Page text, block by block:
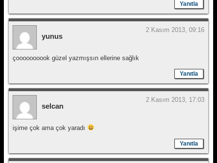
Yanıtla
yunus
2 Kasım 2013, 09:16
çoooooooook güzel yazmışsın ellerine sağlık
Yanıtla
selcan
2 Kasım 2013, 17:03
işime çok ama çok yaradı
Yanıtla